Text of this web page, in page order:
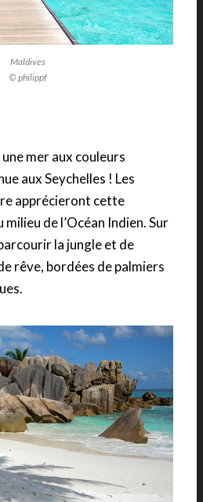
Maldives
© philippf
mer aux couleurs
aux Seychelles ! Les
apprécieront cette
de l’Océan Indien. Sur
la jungle et de
rêve, bordées de palmiers